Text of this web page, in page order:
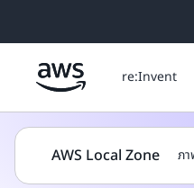
re:Invent
AWS Local Zone ภ